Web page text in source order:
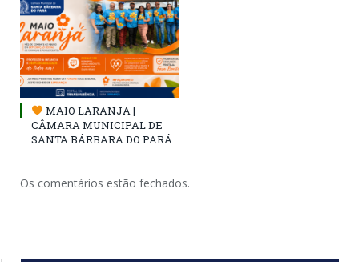
MAIO LARANJA |
CÂMARA MUNICIPAL DE
SANTA BÁRBARA DO PARÁ
Os comentários estão fechados.